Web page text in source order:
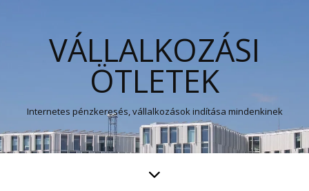
VÁLLALKOZÁSI
ÖTLETEK
Internetes pénzkeresés, vállalkozások indítása mindenkinek